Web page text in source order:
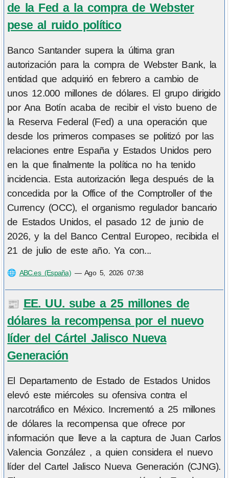
de la Fed a la compra de Webster
pese al ruido político
Banco Santander supera la última gran
autorización para la compra de Webster Bank, la
entidad que adquirió en febrero a cambio de
unos 12.000 millones de dólares. El grupo dirigido
por Ana Botín acaba de recibir el visto bueno de
la Reserva Federal (Fed) a una operación que
desde los primeros compases se politizó por las
relaciones entre España y Estados Unidos pero
en la que finalmente la política no ha tenido
incidencia. Esta autorización llega después de la
concedida por la Office of the Comptroller of the
Currency (OCC), el organismo regulador bancario
de Estados Unidos, el pasado 12 de junio de
2026, y la del Banco Central Europeo, recibida el
21 de julio de este año. Ya con...
🌐 ABC.es (España)—Ago 5, 2026 07:38
📰 EE. UU. sube a 25 millones de
dólares la recompensa por el nuevo
líder del Cártel Jalisco Nueva
Generación
El Departamento de Estado de Estados Unidos
elevó este miércoles su ofensiva contra el
narcotráfico en México. Incrementó a 25 millones
de dólares la recompensa que ofrece por
información que lleve a la captura de Juan Carlos
Valencia González , a quien considera el nuevo
líder del Cartel Jalisco Nueva Generación (CJNG).